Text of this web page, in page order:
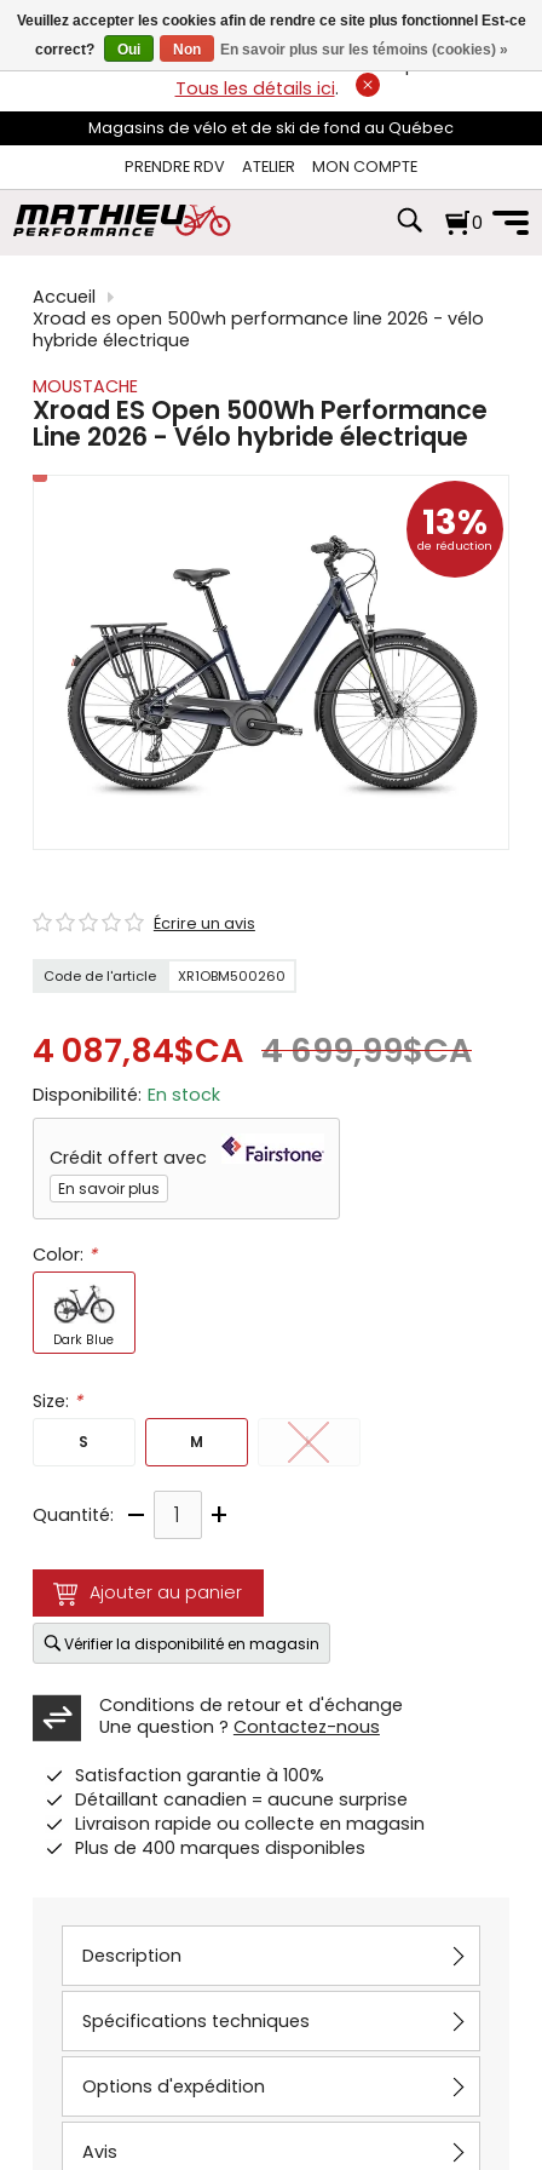
flèches
haut
et
pour
sélectionner
disponible.
Appuyez
pour
accéder
au
de
recherche
sélectionné.
Les
gestes
tels
que
toucher
et
glisser.
LIVRAISON GRATUITEsur les commandes de plus de 74$*.
Tous les détails ici.
Magasins de vélo et de ski de fond au Québec
PRENDRE RDV
ATELIER MON COMPTE
0
Accueil
Xroad es open 500wh performance line 2026 - vélo
hybride électrique
MOUSTACHE
Xroad ES Open 500Wh Performance
Line 2026 - Vélo hybride électrique
13%
de réduction
Écrire un avis
Code de l'article XR1OBM500260
4 087,84$CA 4 699,99$CA
Disponibilité: En stock
Crédit offert avec
En savoir plus
Color: *
Dark Blue
Size: *
S M L
Quantité: – +
Ajouter au panier
Vérifier la disponibilité en magasin
Conditions de retour et d'échange
Une question ? Contactez-nous
Satisfaction garantie à 100%
Détaillant canadien = aucune surprise
Livraison rapide ou collecte en magasin
Plus de 400 marques disponibles
Description
Spécifications techniques
Options d'expédition
Avis
Veuillez accepter les cookies afin de rendre ce site plus fonctionnel Est-ce
correct?
Oui Non En savoir plus sur les témoins (cookies) »